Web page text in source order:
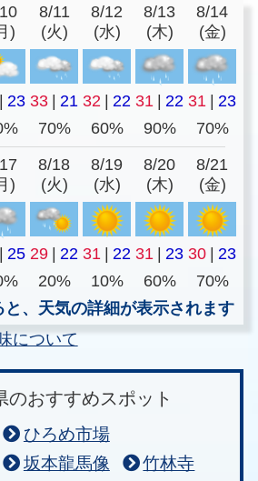
)
8/11
(火)
8/12
(水)
8/13
(木)
8/14
(金)
| 23 33 | 21 32 | 22 31 | 22 31 | 23
70% 60% 90% 70%
)
8/18
(火)
8/19
(水)
8/20
(木)
8/21
(金)
25 29 22 31 22 31 23 30
23
20% 10% 60%
70%
と、天気の詳細が表示されます
について
のおすすめスポット
ひろめ市場
坂本龍馬像
竹林寺